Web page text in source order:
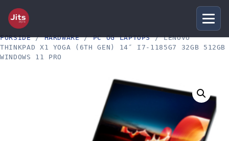
FORSIDE/HARDWARE/PC OG LAPTOPS/ LENOVO
THINKPAD X1 YOGA (6TH GEN) 14″ I7-1185G7 32GB 512GB
WINDOWS 11 PRO